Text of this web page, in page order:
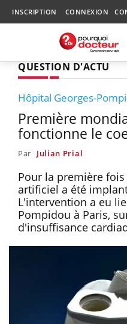
INSCRIPTION CONNEXION
QUESTION D'ACTU
Hôpital Georges-
Première
fonctionne le
Par Julian Prial
Pour la première
artificiel a été
L'intervention a eu
Pompidou à Paris,
d'insuffisance